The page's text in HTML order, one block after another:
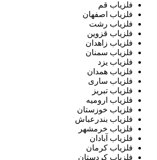
فلزیاب قم
فلزیاب اصفهان
فلزیاب رشت
فلزیاب قزوین
فلزیاب زاهدان
فلزیاب سمنان
فلزیاب یزد
فلزیاب همدان
فلزیاب ساری
فلزیاب تبریز
فلزیاب ارومیه
فلزیاب خوزستان
فلزیاب بندرعباش
فلزیاب خرمشهر
فلزیاب آبادان
فلزیاب کرمان
فلزیاب کردستان